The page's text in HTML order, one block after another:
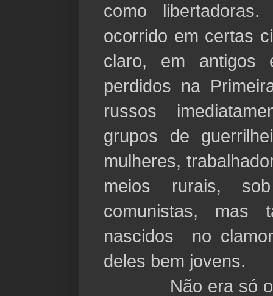
como
ocorrido em certas
claro, em antigos
perdidos na
russos
grupos de
mulheres,
meios rurais,
comunistas, mas
nascidos no
deles bem jovens.
Não era só o